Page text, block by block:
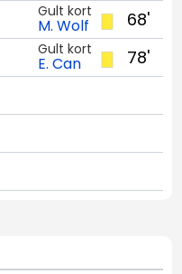
68'
Gult kort
M. Wolf
78'
Gult kort
E. Can